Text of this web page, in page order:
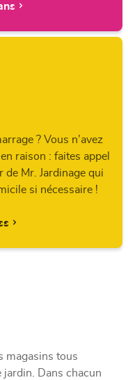
? Vous n’avez
raison : faites appel
de Mr. Jardinage qui
si nécessaire !
magasins tous
jardin. Dans chacun